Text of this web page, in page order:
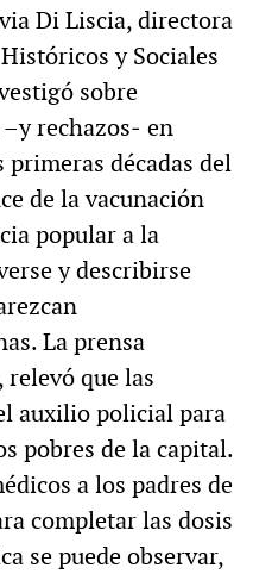
Di Liscia, directora
y Sociales
sobre
rechazos‒ en
décadas del
de la vacunación
popular a la
y describirse
La prensa
que las
auxilio policial para
pobres de la capital.
a los padres de
completar las dosis
se puede observar,